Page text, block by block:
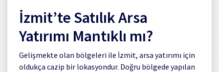
İzmit’te Satılık Arsa
Yatırımı Mantıklı mı?
Gelişmekte olan bölgeleri ile İzmit, arsa yatırımı için
oldukça cazip bir lokasyondur. Doğru bölgede yapılan